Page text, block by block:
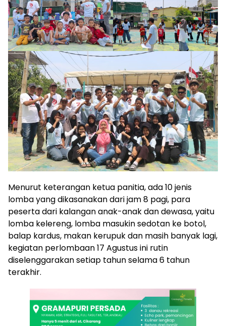
Menurut keterangan ketua panitia, ada 10 jenis
lomba yang dikasanakan dari jam 8 pagi, para
peserta dari kalangan anak-anak dan dewasa, yaitu
lomba kelereng, lomba masukin sedotan ke botol,
balap kardus, makan kerupuk dan masih banyak lagi,
kegiatan perlombaan 17 Agustus ini rutin
diselenggarakan setiap tahun selama 6 tahun
terakhir.